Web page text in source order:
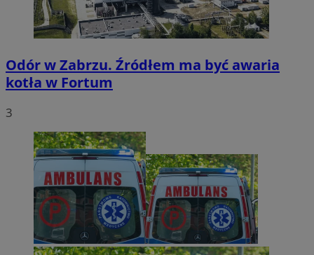
Odór w Zabrzu. Źródłem ma być awaria
kotła w Fortum
3